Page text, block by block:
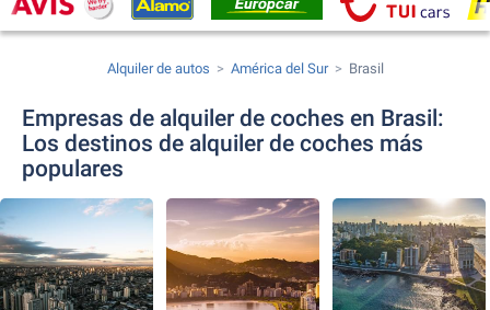
Alquiler de autos América del Sur Brasil
Empresas de alquiler de coches en Brasil:
Los destinos de alquiler de coches más
populares